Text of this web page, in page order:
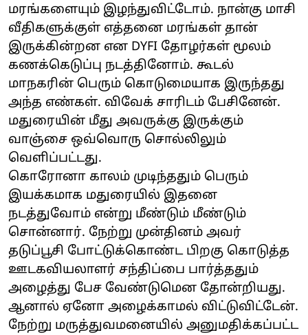
மரங்களையும் இழந்துவிட்டோம். நான்கு மாசி
வீதிகளுக்குள் எத்தனை மரங்கள் தான்
இருக்கின்றன என DYFI தோழர்கள் மூலம்
கணக்கெடுப்பு நடத்தினோம். கூடல்
மாநகரின் பெரும் கொடுமையாக இருந்தது
அந்த எண்கள். விவேக் சாரிடம் பேசினேன்.
மதுரையின் மீது அவருக்கு இருக்கும்
வாஞ்சை ஒவ்வொரு சொல்லிலும்
வெளிப்பட்டது.
கொரோனா காலம் முடிந்ததும் பெரும்
இயக்கமாக மதுரையில் இதனை
நடத்துவோம் என்று மீண்டும் மீண்டும்
சொன்னார். நேற்று முன்தினம் அவர்
தடுப்பூசி போட்டுக்கொண்ட பிறகு கொடுத்த
ஊடகவியலாளர் சந்திப்பை பார்த்ததும்
அழைத்து பேச வேண்டுமென தோன்றியது.
ஆனால் ஏனோ அழைக்காமல் விட்டுவிட்டேன்.
நேற்று மருத்துவமனையில் அனுமதிக்கப்பட்ட